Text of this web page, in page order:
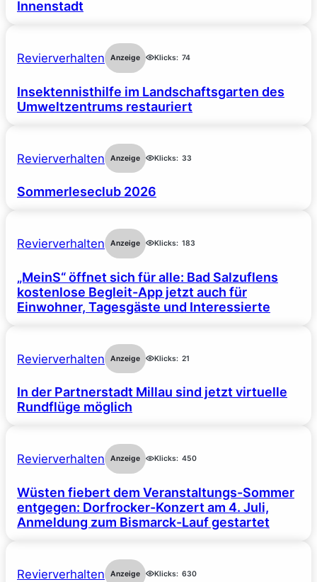
Innenstadt
Revierverhalten Anzeige Klicks: 74
Insektennisthilfe im Landschaftsgarten des
Umweltzentrums restauriert
Revierverhalten Anzeige Klicks: 33
Sommerleseclub 2026
Revierverhalten Anzeige Klicks: 183
„MeinS“ öffnet sich für alle: Bad Salzuflens
kostenlose Begleit-App jetzt auch für
Einwohner, Tagesgäste und Interessierte
Revierverhalten Anzeige Klicks: 21
In der Partnerstadt Millau sind jetzt virtuelle
Rundflüge möglich
Revierverhalten Anzeige Klicks: 450
Wüsten fiebert dem Veranstaltungs-Sommer
entgegen: Dorfrocker-Konzert am 4. Juli,
Anmeldung zum Bismarck-Lauf gestartet
Revierverhalten Anzeige Klicks: 630